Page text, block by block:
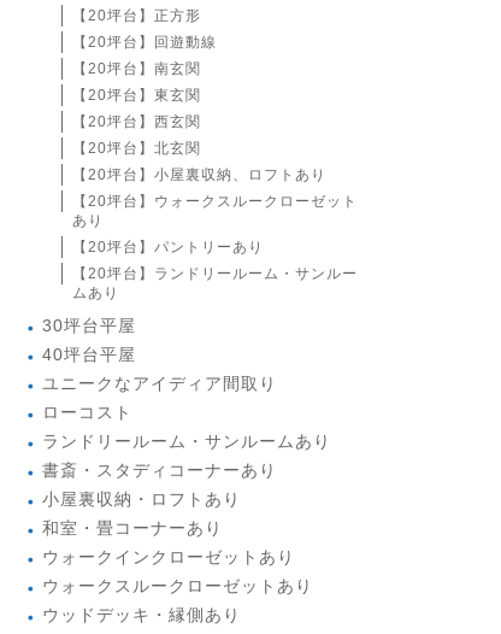
【20坪台】正方形
【20坪台】回遊動線
【20坪台】南玄関
【20坪台】東玄関
【20坪台】西玄関
【20坪台】北玄関
【20坪台】小屋裏収納、ロフトあり
【20坪台】ウォークスルークローゼット
あり
【20坪台】パントリーあり
【20坪台】ランドリールーム・サンルー
ムあり
30坪台平屋
40坪台平屋
ユニークなアイディア間取り
ローコスト
ランドリールーム・サンルームあり
書斎・スタディコーナーあり
小屋裏収納・ロフトあり
和室・畳コーナーあり
ウォークインクローゼットあり
ウォークスルークローゼットあり
ウッドデッキ・縁側あり